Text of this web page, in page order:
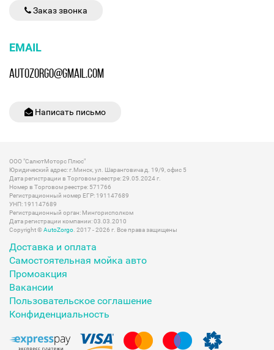
Заказ звонка
EMAIL
AUTOZORGO@GMAIL.COM
Написать письмо
ООО "СалютМоторс Плюс"
Юридический адрес: г.Минск, ул. Шаранговича д. 19/9, офис 5
Дата регистрации в Торговом реестре: 29.05.2024 г.
Номер в Торговом реестре: 571766
Регистрационный номер ЕГР: 191147689
УНП: 191147689
Регистрационный орган: Мингорисполком
Дата регистрации компании: 03.03.2010
Copyright ©AutoZorgo . 2017 - 2026 г. Все права защищены
Доставка и оплата
Самостоятельная мойка авто
Промоакция
Вакансии
Пользовательское соглашение
Конфиденциальность